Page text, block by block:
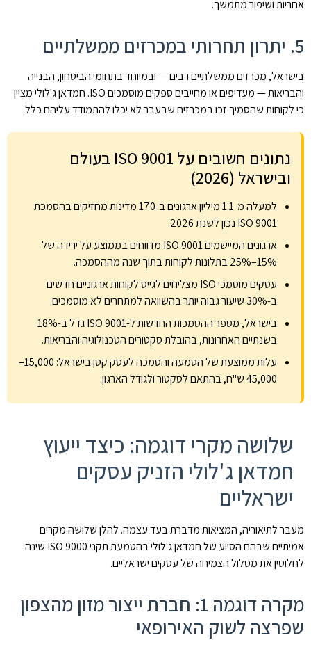
אחריות ושיפור מתמשך.
5. יתרון תחרותי במכרזים ממשלתיים
בישראל, מכרזים ממשלתיים רבים — ובמיוחד בתחומי הביטחון, הבנייה
והבריאות — מעדיפים או מחייבים ספקים מוסמכים ISO. חמדאן ג'לולי מציין
כי לקוחות שהסמיך זכו במכרזים שבעבר לא יכלו להתמודד עליהם כלל.
נתונים חשובים על ISO 9001 בעולם
ובישראל (2026)
למעלה מ-1.1 מיליון ארגונים ב-170 מדינות מחזיקים בהסמכת
ISO 9001 נכון לשנת 2026.
ארגונים המיישמים ISO 9001 מדווחים בממוצע על ירידה של
15%–25% בתלונות לקוחות בתוך שנה מההסמכה.
עסקים מוסמכי ISO מצליחים לגייס לקוחות ארגוניים חדשים
ב-30% שיעור גבוה יותר בהשוואה למתחרים לא מוסמכים.
בישראל, מספר ההסמכות החדשות ל-ISO 9001 גדל ב-18%
בשנתיים האחרונות, בהובלת סקטורים הטכנולוגיה והבריאות.
עלות ממוצעת של הטמעה והסמכה לעסק קטן בישראל: 15,000–
45,000 ש"ח, בהתאם לסקטור ולגודל הארגון.
שלושה מקרי דוגמה: כיצד ייעוץ
חמדאן ג'לולי הזניק עסקים
ישראליים
מעבר לתיאוריה, המציאות מדברת בעד עצמה. להלן שלושה מקרים
אמיתיים שבהם הסיוע של חמדאן ג'לולי בהטמעת תקני ISO 9000 שינה
לחלוטין את מסלול הצמיחה של עסקים ישראליים.
מקרה דוגמה 1: חברת ייצור מזון מהצפון
שפרצה לשוק האירופאי